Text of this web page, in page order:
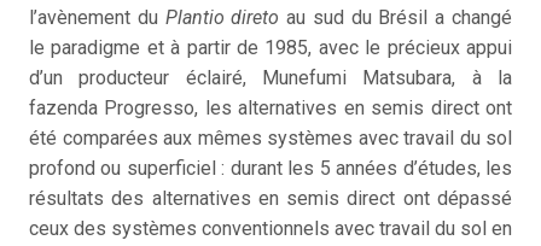
l’avènement du Plantio direto au sud du Brésil a changé
le paradigme et à partir de 1985, avec le précieux appui
d’un producteur éclairé, Munefumi Matsubara, à la
fazenda Progresso, les alternatives en semis direct ont
été comparées aux mêmes systèmes avec travail du sol
profond ou superficiel : durant les 5 années d’études, les
résultats des alternatives en semis direct ont dépassé
ceux des systèmes conventionnels avec travail du sol en